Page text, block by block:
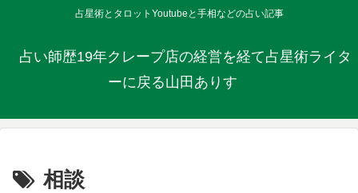
占星術とタロットYoutubeと手相などの占い記事
占い師歴19年クレープ店の経営を経て占星術ライタ
ーに戻る山田ありす
相談